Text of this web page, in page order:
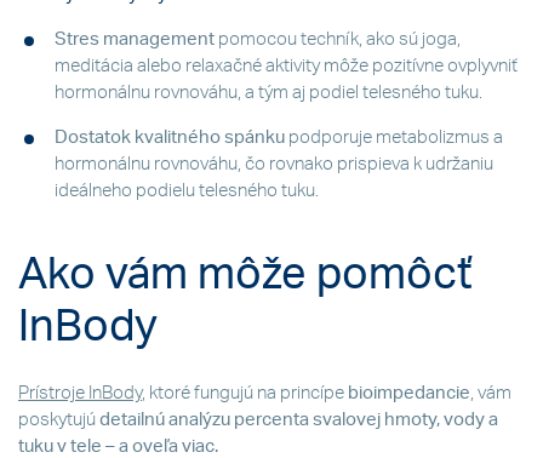
Stres management pomocou techník, ako sú joga,
meditácia alebo relaxačné aktivity môže pozitívne ovplyvniť
hormonálnu rovnováhu, a tým aj podiel telesného tuku.
Dostatok kvalitného spánku podporuje metabolizmus a
hormonálnu rovnováhu, čo rovnako prispieva k udržaniu
ideálneho podielu telesného tuku.
Ako vám môže pomôcť
InBody
Prístroje InBody, ktoré fungujú na princípe bioimpedancie , vám
poskytujú detailnú analýzu percenta svalovej hmoty, vody a
tuku v tele – a oveľa viac.